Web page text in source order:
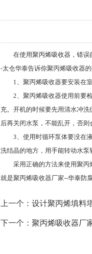
在使用聚丙烯吸收器，错误的
-太仓华泰告诉你聚丙烯吸收器的
1、聚丙烯吸收器要安装在室
2、聚丙烯吸收器使用前要检
充。开机的时候要先用清水冲
后再关闭水泵，不能乱开，否则
3、使用时循环泵体要没在液
洗结晶的地方，用手能转动水泵
采用正确的方法来使用聚丙烯
就是聚丙烯吸收器厂家--华泰防
上一个： 设计聚丙烯填料
下一个： 聚丙烯吸收器厂